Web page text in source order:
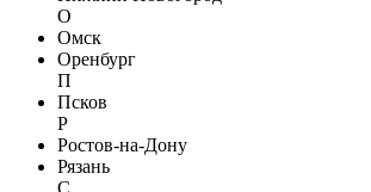
О
Омск
Оренбург
П
Псков
Р
Ростов-на-Дону
Рязань